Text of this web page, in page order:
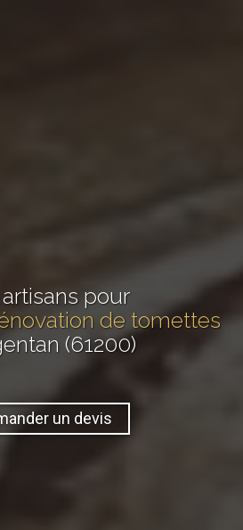
pour
de tomettes
(61200)
un devis